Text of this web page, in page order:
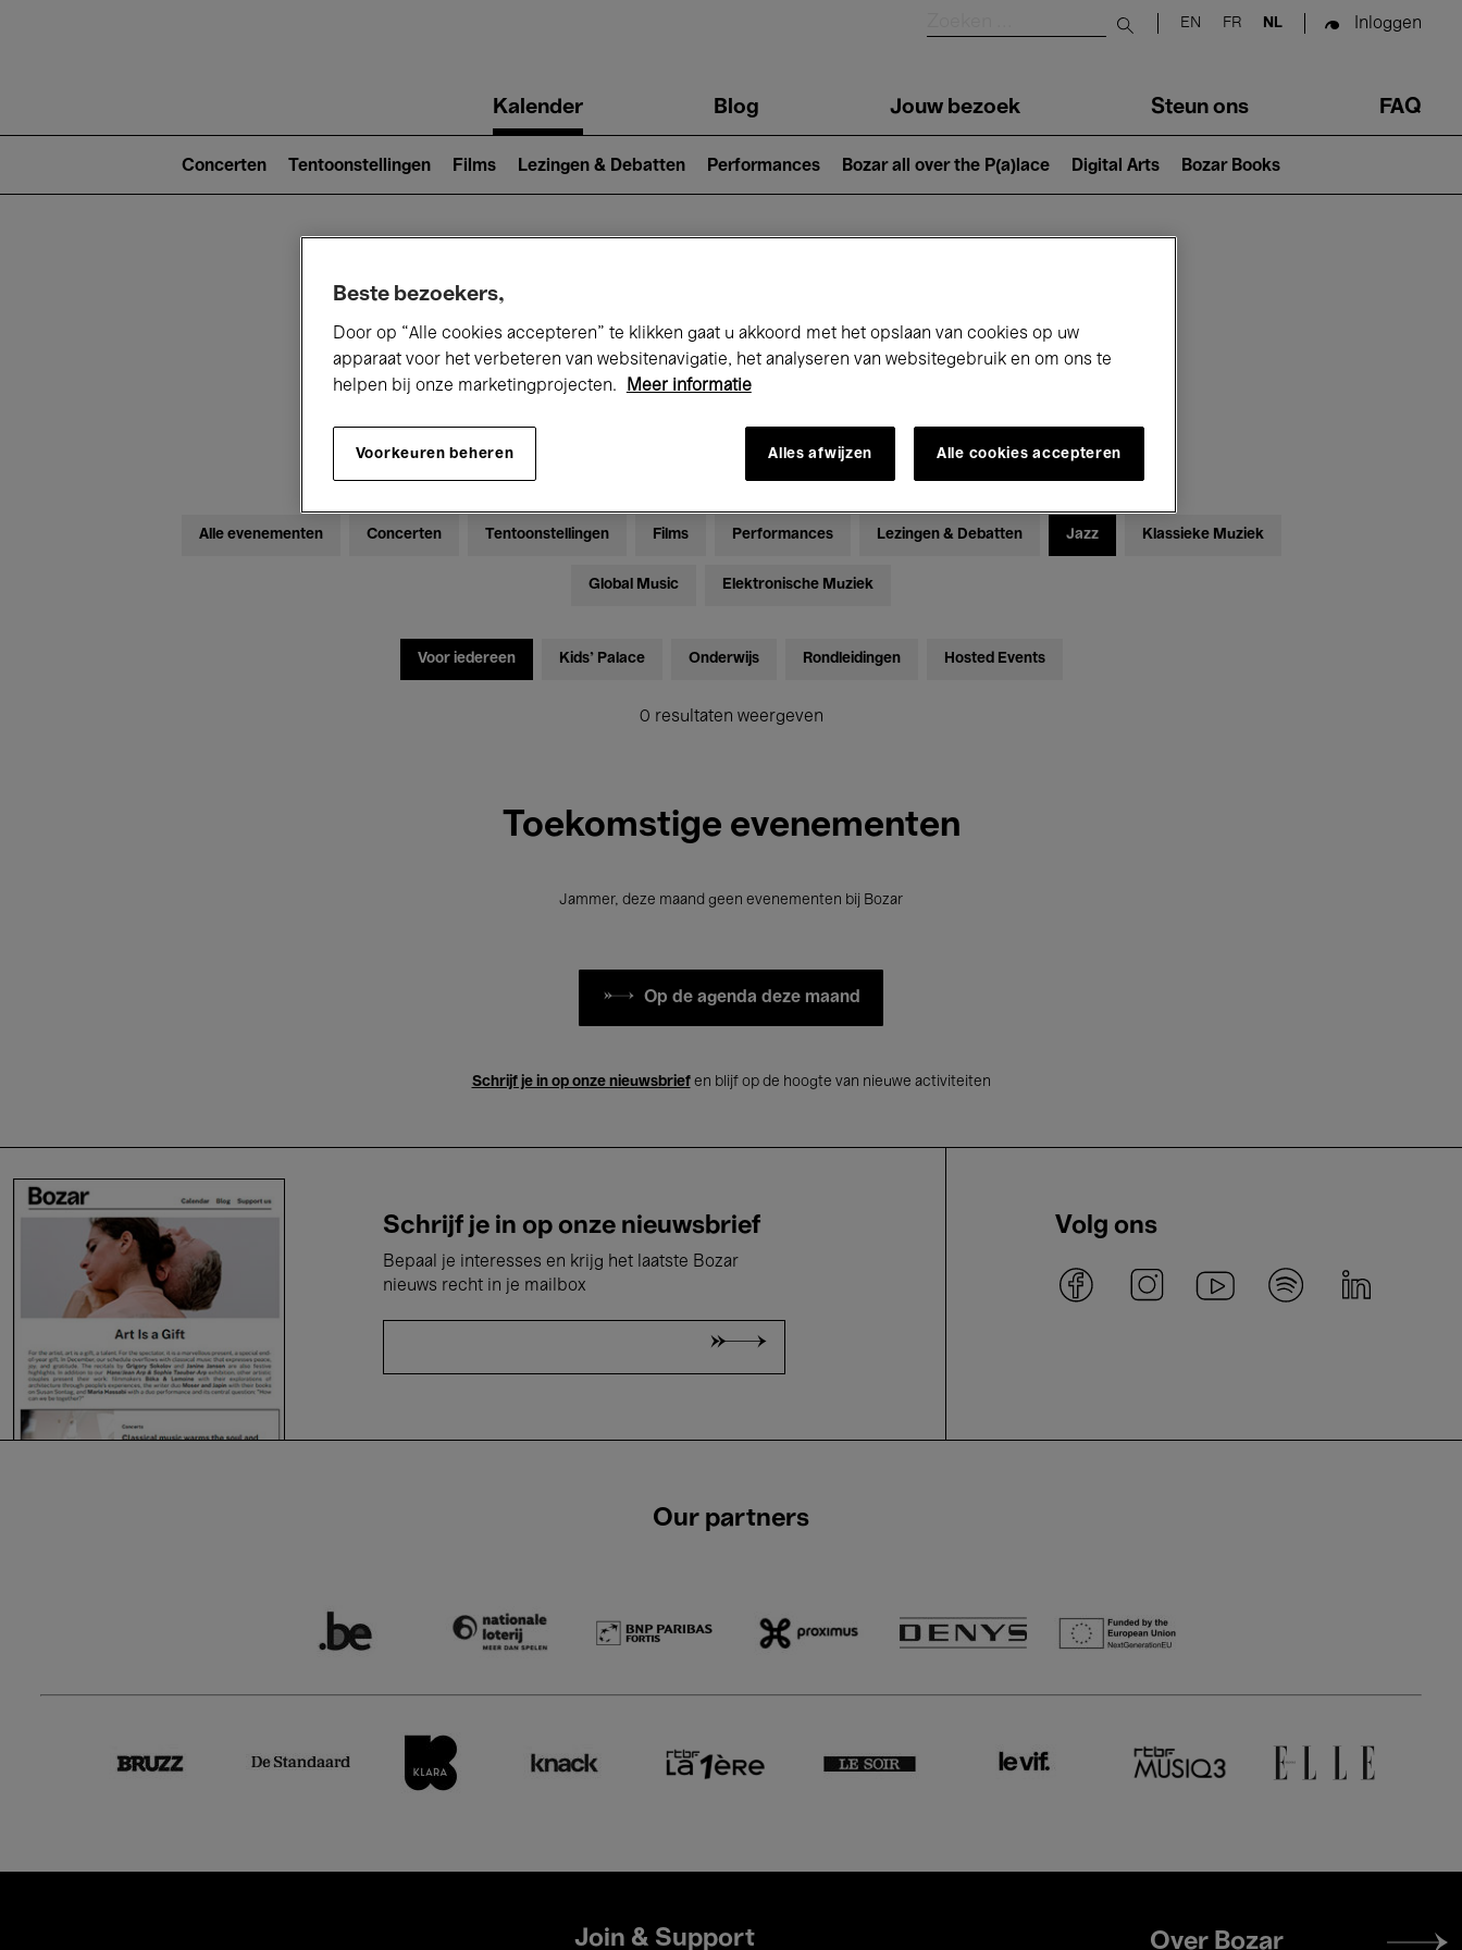
Submit search
EN FR NL Inloggen
navigationKalender Blog Jouw bezoek Steun ons FAQ
2)
Concerten Tentoonstellingen Films Lezingen & Debatten Performances Bozar all over the P(a)lace Digital Arts Bozar Books
Alle evenementen Concerten Tentoonstellingen Films Performances Lezingen & Debatten Jazz Klassieke Muziek
Global Music Elektronische Muziek
Voor iedereen Kids’ Palace Onderwijs Rondleidingen Hosted Events
0 resultaten weergeven
Toekomstige evenementen
Jammer, deze maand geen evenementen bij Bozar
Op de agenda deze maand
Schrijf je in op onze nieuwsbriefen blijf op de hoogte van nieuwe activiteiten
Schrijf je in op onze nieuwsbrief
Bepaal je interesses en krijg het laatste Bozar
nieuws recht in je mailbox
Volg ons
Our partners
Join & Support
Footer
Over Bozar
Beste bezoekers,
Door op “Alle cookies accepteren” te klikken gaat u akkoord met het opslaan van cookies op uw
apparaat voor het verbeteren van websitenavigatie, het analyseren van websitegebruik en om ons te
helpen bij onze marketingprojecten.
Meer informatie
Voorkeuren beheren Alles afwijzen Alle cookies accepteren